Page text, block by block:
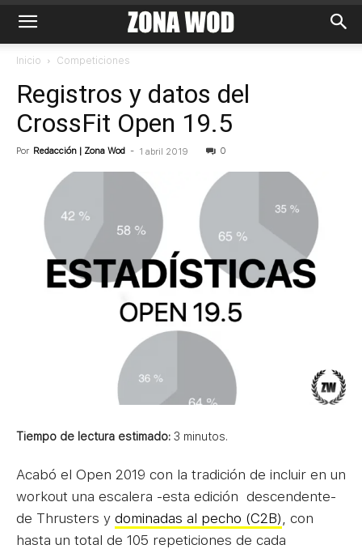
Inicio Competiciones
Registros y datos del
CrossFit Open 19.5
Por Redacción | Zona Wod - 1 abril 2019 0
Tiempo de lectura estimado: 3 minutos.
Acabó el Open 2019 con la tradición de incluir en un
workout una escalera -esta edición descendente-
de Thrusters y dominadas al pecho (C2B) , con
hasta un total de 105 repeticiones de cada